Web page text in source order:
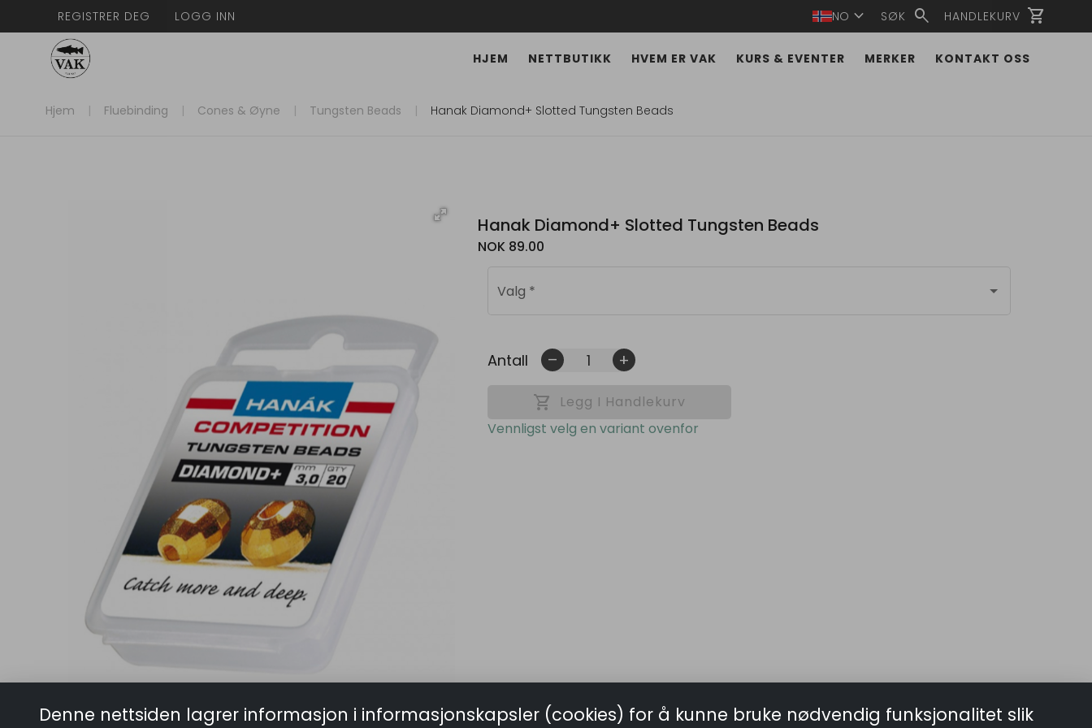
HJEM NETTBUTIKK HVEM ER VAK KURS & EVENTER MERKER KONTAKT OSS
REGISTRER DEG LOGG INN NO expand_more SØK search HANDLEKURV shopping_cart
Hjem Fluebinding Cones & Øyne Tungsten Beads Hanak Diamond+ Slotted Tungsten Beads
Hanak Diamond+ Slotted Tungsten Beads
NOK 89.00
Valg *
Antall remove add
shopping_cart
Legg I Handlekurv
Vennligst velg en variant ovenfor
Denne nettsiden lagrer informasjon i informasjonskapsler (cookies) for å kunne bruke nødvendig funksjonalitet slik